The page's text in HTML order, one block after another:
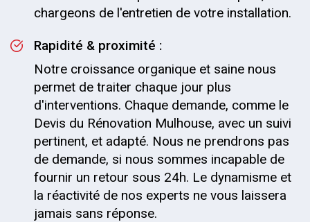
chargeons de l'entretien de votre installation.
Rapidité & proximité :
Notre croissance organique et saine nous
permet de traiter chaque jour plus
d'interventions. Chaque demande, comme le
Devis du Rénovation Mulhouse, avec un suivi
pertinent, et adapté. Nous ne prendrons pas
de demande, si nous sommes incapable de
fournir un retour sous 24h. Le dynamisme et
la réactivité de nos experts ne vous laissera
jamais sans réponse.